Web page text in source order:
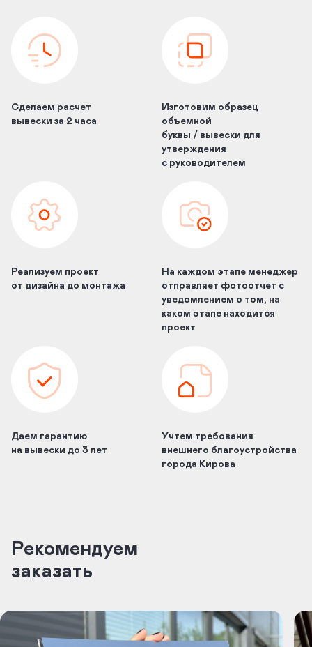
Сделаем расчет
вывески за 2 часа
Изготовим образец
объемной
буквы / вывески для
утверждения
с руководителем
Реализуем проект
от дизайна до монтажа
На каждом этапе менеджер
отправляет фотоотчет с
уведомлением о том, на
каком этапе находится
проект
Даем гарантию
на вывески до 3 лет
Учтем требования
внешнего благоустройства
города Кирова
Рекомендуем
заказать